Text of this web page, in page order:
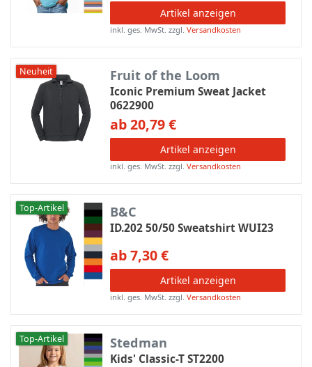
Artikel anzeigen
inkl. ges. MwSt. zzgl.Versandkosten
Neuheit Fruit of the Loom
Iconic Premium Sweat Jacket
0622900
ab 20,79 €
Artikel anzeigen
inkl. ges. MwSt. zzgl.Versandkosten
Top-Artikel B&C
ID.202 50/50 Sweatshirt WUI23
ab 7,30 €
Artikel anzeigen
inkl. ges. MwSt. zzgl.Versandkosten
Top-Artikel Stedman
Kids' Classic-T ST2200